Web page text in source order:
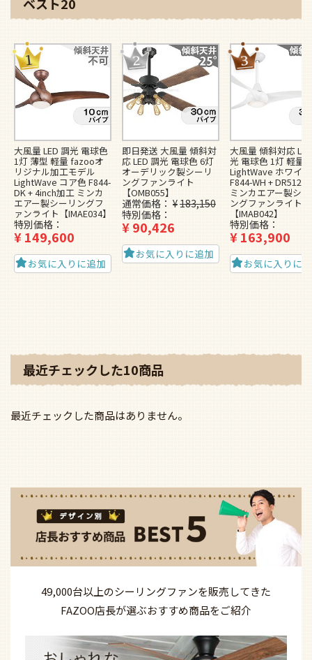
ベスト20
大風量 LED 調光 電球色
1灯 薄型 軽量 fazooオ
リジナル加工モデル
LightWave コア色 F844-
DK + 4inch加工 ミンカ
エアー製シーリングフ
ァンライト【IMAE034】
特別価格
¥149,600
お気に入りに追加
即日発送 大風量 傾斜対
応 LED 調光 電球色 6灯
オーデリック製シーリ
ングファンライト
【OMB055】
通常価格 ¥183,150
特別価格
¥90,426
お気に入りに追加
大風量 傾斜対応
光 電球色 1灯 軽量
LightWave ホワイト
F844-WH + DR512-
ミンカエアー製シ
ングファンライト
【IMAB042】
特別価格
¥163,900
お気に入りに
最近チェックした10商品
最近チェックした商品はありません。
49,000台以上のシーリングファンを販売してきた
FAZOO店長が選ぶおすすめ商品をご紹介